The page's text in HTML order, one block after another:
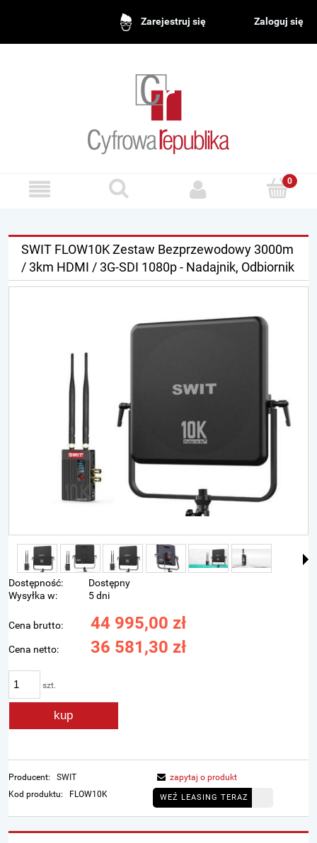
Zarejestruj się Zaloguj się
SWIT FLOW10K Zestaw Bezprzewodowy 3000m
/ 3km HDMI / 3G-SDI 1080p - Nadajnik, Odbiornik
Dostępność:
Dostępny
Wysyłka w:
5 dni
Cena brutto: 44 995,00 zł
Cena netto: 36 581,30 zł
szt.
kup
Producent:
SWIT
Kod produktu:
FLOW10K
zapytaj o produkt
WEŹ LEASING TERAZ